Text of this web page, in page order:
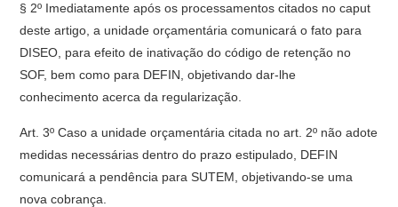
§ 2º Imediatamente após os processamentos citados no caput
deste artigo, a unidade orçamentária comunicará o fato para
DISEO, para efeito de inativação do código de retenção no
SOF, bem como para DEFIN, objetivando dar-lhe
conhecimento acerca da regularização.
Art. 3º Caso a unidade orçamentária citada no art. 2º não adote
medidas necessárias dentro do prazo estipulado, DEFIN
comunicará a pendência para SUTEM, objetivando-se uma
nova cobrança.